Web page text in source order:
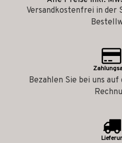
Versandkostenfrei in der
Bezahlen Sie bei uns